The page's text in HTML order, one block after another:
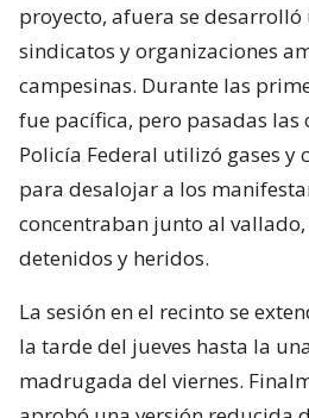
proyecto, afuera se
sindicatos y organizaciones
campesinas. Durante las
fue pacífica, pero pasadas las
Policía Federal utilizó gases y
para desalojar a los
concentraban junto al
detenidos y heridos.
La sesión en el recinto se
la tarde del jueves hasta la
madrugada del viernes.